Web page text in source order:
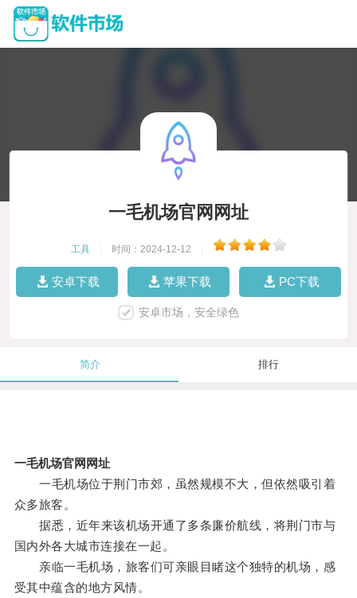
一毛机场官网网址
工具 时间：2024-12-12
安卓下载 苹果下载 PC下载
安卓市场，安全绿色
简介 排行
一毛机场官网网址
一毛机场位于荆门市郊，虽然规模不大，但依然吸引着
众多旅客。
据悉，近年来该机场开通了多条廉价航线，将荆门市与
国内外各大城市连接在一起。
亲临一毛机场，旅客们可亲眼目睹这个独特的机场，感
受其中蕴含的地方风情。